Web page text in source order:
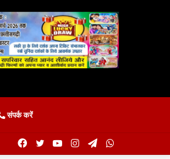
संपर्क करें
Telegram
Instagram
YouTube
Twitter
Facebook